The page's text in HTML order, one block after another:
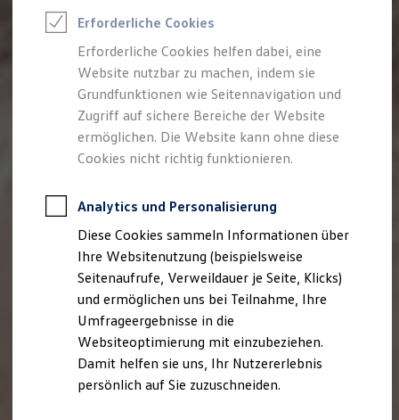
Elektroauto Leasing
Kleinwagen-Leasing
Leasing ohne Anzahlung
Finanzierung
Autokredit mit Schlussrate
Versicherungen und Garantien
Kfz-Versicherung
Restschuldversicherungen
Garantien
Professional Class bei Volkswagen
Behörden
Direktkunden
Sonderfahrzeuge
Anpfiff zum Gewinn
Elektromobilität
Elektroautos
ID. Tutorials
Elektrofahrzeugkonzepte
ID. EVERY1
Reichweite
Erforderliche Cookies
Erforderliche Cookies helfen dabei, eine
Website nutzbar zu machen, indem sie
Grundfunktionen wie Seitennavigation und
Zugriff auf sichere Bereiche der Website
ermöglichen. Die Website kann ohne diese
Cookies nicht richtig funktionieren.
Analytics und Personalisierung
Diese Cookies sammeln Informationen über
Ihre Websitenutzung (beispielsweise
Seitenaufrufe, Verweildauer je Seite, Klicks)
und ermöglichen uns bei Teilnahme, Ihre
Umfrageergebnisse in die
Websiteoptimierung mit einzubeziehen.
Damit helfen sie uns, Ihr Nutzererlebnis
persönlich auf Sie zuzuschneiden.